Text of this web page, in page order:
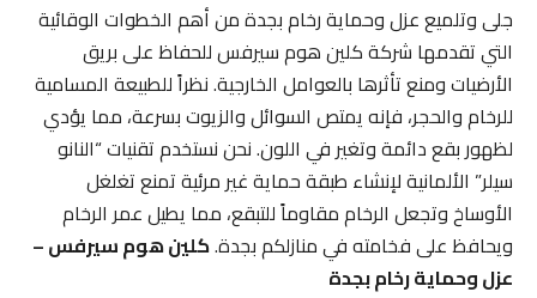
جلى وتلميع عزل وحماية رخام بجدة من أهم الخطوات الوقائية
التي تقدمها شركة كلين هوم سيرفس للحفاظ على بريق
الأرضيات ومنع تأثرها بالعوامل الخارجية. نظراً للطبيعة المسامية
للرخام والحجر، فإنه يمتص السوائل والزيوت بسرعة، مما يؤدي
لظهور بقع دائمة وتغير في اللون. نحن نستخدم تقنيات “النانو
سيلر” الألمانية لإنشاء طبقة حماية غير مرئية تمنع تغلغل
الأوساخ وتجعل الرخام مقاوماً للتبقع، مما يطيل عمر الرخام
ويحافظ على فخامته في منازلكم بجدة.كلين هوم سيرفس –
عزل وحماية رخام بجدة